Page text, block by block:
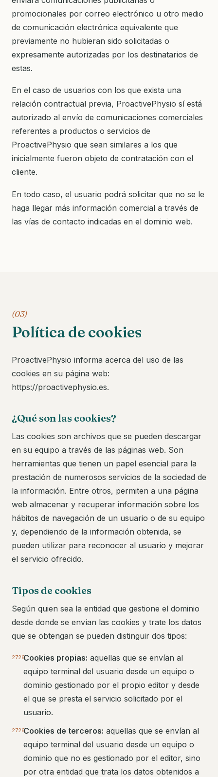
promocionales por correo electrónico u otro medio
de comunicación electrónica equivalente que
previamente no hubieran sido solicitadas o
expresamente autorizadas por los destinatarios de
estas.
En el caso de usuarios con los que exista una
relación contractual previa, ProactivePhysio sí está
autorizado al envío de comunicaciones comerciales
referentes a productos o servicios de
ProactivePhysio que sean similares a los que
inicialmente fueron objeto de contratación con el
cliente.
En todo caso, el usuario podrá solicitar que no se le
haga llegar más información comercial a través de
las vías de contacto indicadas en el dominio web.
(03)
Política de cookies
ProactivePhysio informa acerca del uso de las
cookies en su página web:
https://proactivephysio.es.
¿Qué son las cookies?
Las cookies son archivos que se pueden descargar
en su equipo a través de las páginas web. Son
herramientas que tienen un papel esencial para la
prestación de numerosos servicios de la sociedad de
la información. Entre otros, permiten a una página
web almacenar y recuperar información sobre los
hábitos de navegación de un usuario o de su equipo
y, dependiendo de la información obtenida, se
pueden utilizar para reconocer al usuario y mejorar
el servicio ofrecido.
Tipos de cookies
Según quien sea la entidad que gestione el dominio
desde donde se envían las cookies y trate los datos
que se obtengan se pueden distinguir dos tipos:
Cookies propias: aquellas que se envían al
equipo terminal del usuario desde un equipo o
dominio gestionado por el propio editor y desde
el que se presta el servicio solicitado por el
usuario.
Cookies de terceros: aquellas que se envían al
equipo terminal del usuario desde un equipo o
dominio que no es gestionado por el editor, sino
por otra entidad que trata los datos obtenidos a